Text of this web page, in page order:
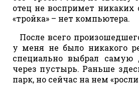
отец не воспримет никаких
«тройка» – нет компьютера.
После всего
у меня не было никакого
специально выбрал самую
через пустырь. Раньше
парк, но сейчас на нем